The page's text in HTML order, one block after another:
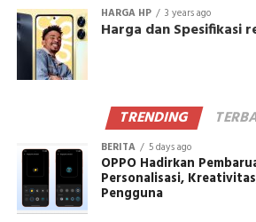
HARGA HP 3 years ago
Harga dan Spesifikasi
TRENDING
BERITA 5 days ago
OPPO Hadirkan
Personalisasi,
Pengguna